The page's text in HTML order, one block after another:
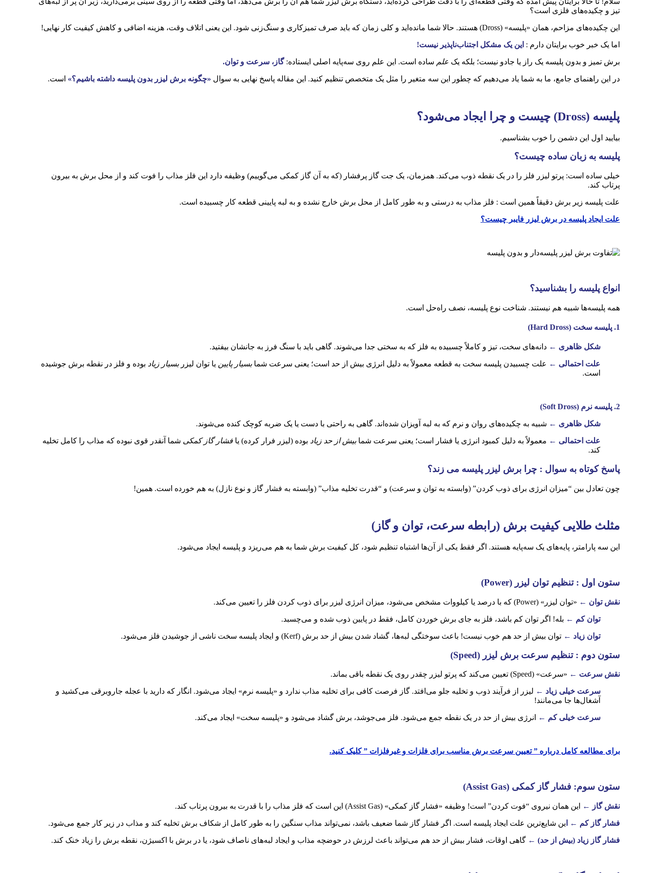
تیز و چکیده‌های فلزی است؟
این چکیده‌های مزاحم، همان «پلیسه» (Dross) هستند. حالا شما مانده‌اید و کلی زمان که باید صرف تمیزکاری و سنگ‌زنی شود. این یعنی اتلاف وقت، هزینه اضافی و کاهش کیفیت کار نهایی!
اما یک خبر خوب برایتان دارم : این یک مشکل اجتناب‌ناپذیر نیست!
برش تمیز و بدون پلیسه یک راز یا جادو نیست؛ بلکه یک علم ساده است. این علم روی سه‌پایه اصلی ایستاده:گاز، سرعت و توان.
در این راهنمای جامع، ما به شما یاد می‌دهیم که چطور این سه متغیر را مثل یک متخصص تنظیم کنید. این مقاله پاسخ نهایی به سوال «چگونه برش لیزر بدون پلیسه داشته باشیم؟» است.
پلیسه (Dross) چیست و چرا ایجاد می‌شود؟
بیایید اول این دشمن را خوب بشناسیم.
پلیسه به زبان ساده چیست؟
خیلی ساده است: پرتو لیزر فلز را در یک نقطه ذوب می‌کند. همزمان، یک جت گاز پرفشار (که به آن گاز کمکی می‌گوییم) وظیفه دارد این فلز مذاب را فوت کند و از محل برش به بیرون
پرتاب کند.
علت پلیسه زیر برش دقیقاً همین است : فلز مذاب به درستی و به طور کامل از محل برش خارج نشده و به لبه پایینی قطعه کار چسبیده است.
علت ایجاد پلیسه در برش لیزر فایبر چیست؟
انواع پلیسه را بشناسید؟
همه پلیسه‌ها شبیه هم نیستند. شناخت نوع پلیسه، نصف راه‌حل است.
1
. پلیسه سخت (Hard Dross)
شکل ظاهری ← دانه‌های سخت، تیز و کاملاً چسبیده به فلز که به سختی جدا می‌شوند. گاهی باید با سنگ فرز به جانشان بیفتید.
علت احتمالی ← علت چسبیدن پلیسه سخت به قطعه معمولاً به دلیل انرژی بیش از حد است؛ یعنی سرعت شمابسیار پایین یا توان لیزربسیار زیاد بوده و فلز در نقطه برش جوشیده
است.
2
. پلیسه نرم (Soft Dross)
شکل ظاهری ← شبیه به چکیده‌های روان و نرم که به لبه آویزان شده‌اند. گاهی به راحتی با دست یا یک ضربه کوچک کنده می‌شوند.
علت احتمالی ← معمولاً به دلیل کمبود انرژی یا فشار است؛ یعنی سرعت شمابیش از حد زیاد بوده (لیزر فرار کرده) یا فشار گاز کمکی شما آنقدر قوی نبوده که مذاب را کامل تخلیه
کند.
پاسخ کوتاه به سوال : چرا برش لیزر پلیسه می زند؟
چون تعادل بین “میزان انرژی برای ذوب کردن” (وابسته به توان و سرعت) و “قدرت تخلیه مذاب” (وابسته به فشار گاز و نوع نازل) به هم خورده است. همین!
مثلث طلایی کیفیت برش (رابطه سرعت، توان و گاز)
این سه پارامتر، پایه‌های یک سه‌پایه هستند. اگر فقط یکی از آن‌ها اشتباه تنظیم شود، کل کیفیت برش شما به هم می‌ریزد و پلیسه ایجاد می‌شود.
ستون اول :تنظیم توان لیزر (Power)
نقش توان ← «توان لیزر» (Power) که با درصد یا کیلووات مشخص می‌شود، میزان انرژی لیزر برای ذوب کردن فلز را تعیین می‌کند.
توان کم ← بله! اگر توان کم باشد، فلز به جای برش خوردن کامل، فقط در پایین ذوب شده و می‌چسبد.
توان زیاد ← توان بیش از حد هم خوب نیست! باعث سوختگی لبه‌ها، گشاد شدن بیش از حد برش (Kerf) و ایجاد پلیسه سخت ناشی از جوشیدن فلز می‌شود.
ستون دوم :تنظیم سرعت برش لیزر (Speed)
نقش سرعت ← «سرعت» (Speed) تعیین می‌کند که پرتو لیزر چقدر روی یک نقطه باقی بماند.
سرعت خیلی زیاد ← لیزر از فرآیند ذوب و تخلیه جلو می‌افتد. گاز فرصت کافی برای تخلیه مذاب ندارد و «پلیسه نرم» ایجاد می‌شود. انگار که دارید با عجله جاروبرقی می‌کشید و
آشغال‌ها جا می‌مانند!
سرعت خیلی کم ← انرژی بیش از حد در یک نقطه جمع می‌شود. فلز می‌جوشد، برش گشاد می‌شود و «پلیسه سخت» ایجاد می‌کند.
برای مطالعه کامل درباره ” تعیین سرعت برش مناسب برای فلزات و غیرفلزات ” کلیک کنید.
ستون سوم: فشار گاز کمکی (Assist Gas)
نقش گاز ← این همان نیروی “فوت کردن” است! وظیفه «فشار گاز کمکی» (Assist Gas) این است که فلز مذاب را با قدرت به بیرون پرتاب کند.
فشار گاز کم ← ا ین شایع‌ترین علت ایجاد پلیسه است. اگر فشار گاز شما ضعیف باشد، نمی‌تواند مذاب سنگین را به طور کامل از شکاف برش تخلیه کند و مذاب در زیر کار جمع می‌شود.
فشار گاز زیاد (بیش از حد) ← گاهی اوقات، فشار بیش از حد هم می‌تواند باعث لرزش در حوضچه مذاب و ایجاد لبه‌های ناصاف شود، یا در برش با اکسیژن، نقطه برش را زیاد خنک کند.